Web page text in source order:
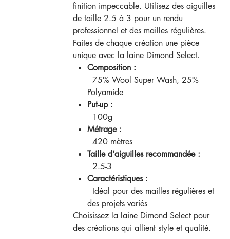
finition impeccable. Utilisez des aiguilles
de taille 2.5 à 3 pour un rendu
professionnel et des mailles régulières.
Faites de chaque création une pièce
unique avec la laine Dimond Select.
Composition :
75% Wool Super Wash, 25%
Polyamide
Put-up :
100g
Métrage :
420 mètres
Taille d’aiguilles recommandée :
2.5-3
Caractéristiques :
Idéal pour des mailles régulières et
des projets variés
Choisissez la laine Dimond Select pour
des créations qui allient style et qualité.